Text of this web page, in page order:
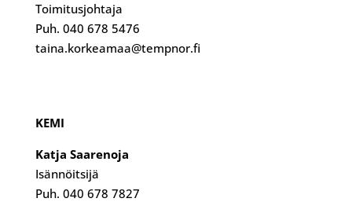
Toimitusjohtaja
Puh. 040 678 5476
taina.korkeamaa@tempnor.fi
KEMI
Katja Saarenoja
Isännöitsijä
Puh. 040 678 7827